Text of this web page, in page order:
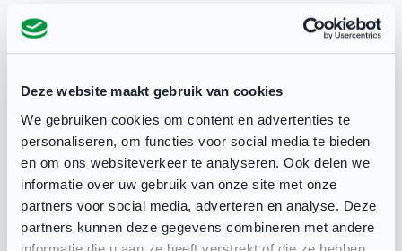
Deze website maakt gebruik van cookies
We gebruiken cookies om content en advertenties te
personaliseren, om functies voor social media te bieden
en om ons websiteverkeer te analyseren. Ook delen we
informatie over uw gebruik van onze site met onze
partners voor social media, adverteren en analyse. Deze
partners kunnen deze gegevens combineren met andere
Deel deze pagina
Gerelateerd